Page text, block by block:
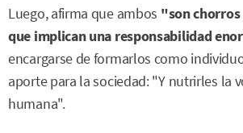
Luego, afirma que ambos "son chorros
que implican una responsabilidad
encargarse de formarlos como
aporte para la sociedad: "Y nutrirles la
humana".